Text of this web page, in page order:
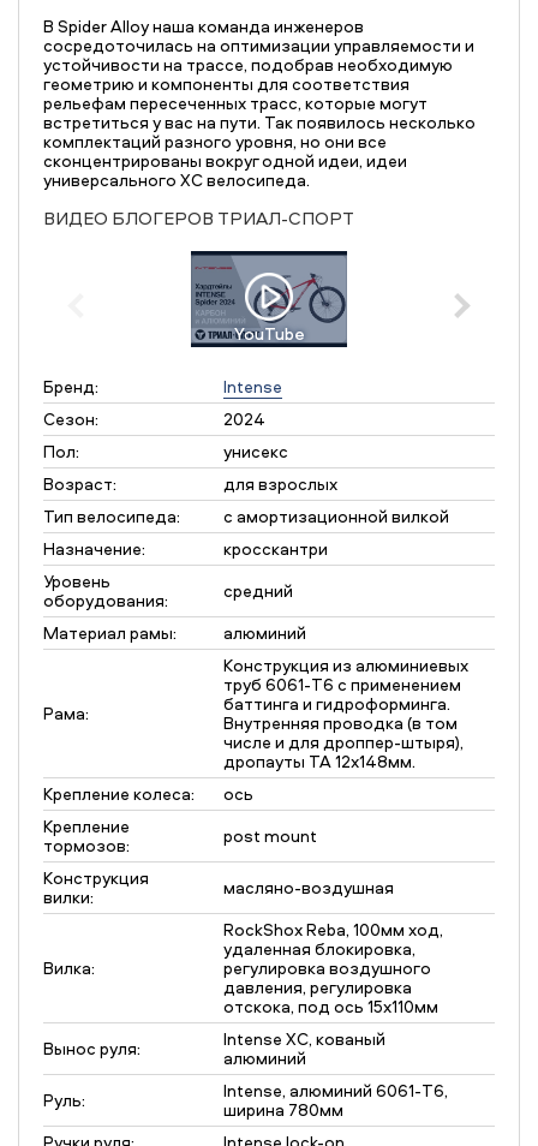
В Spider Alloy наша команда инженеров
сосредоточилась на оптимизации управляемости и
устойчивости на трассе, подобрав необходимую
геометрию и компоненты для соответствия
рельефам пересеченных трасс, которые могут
встретиться у вас на пути. Так появилось несколько
комплектаций разного уровня, но они все
сконцентрированы вокруг одной идеи, идеи
универсального XC велосипеда.
ВИДЕО БЛОГЕРОВ ТРИАЛ-СПОРТ
YouTube
Бренд:
Intense
Сезон:
2024
Пол:
унисекс
Возраст:
для взрослых
Тип велосипеда:
с амортизационной вилкой
Назначение:
кросскантри
Уровень
оборудования:
средний
Материал рамы:
алюминий
Рама:
Конструкция из алюминиевых
труб 6061-T6 c применением
баттинга и гидроформинга.
Внутренняя проводка (в том
числе и для дроппер-штыря),
дропауты TA 12x148мм.
Крепление колеса:
ось
Крепление
тормозов:
post mount
Конструкция
вилки:
масляно-воздушная
Вилка:
RockShox Reba, 100мм ход,
удаленная блокировка,
регулировка воздушного
давления, регулировка
отскока, под ось 15х110мм
Вынос руля:
Intense XC, кованый
алюминий
Руль:
Intense, алюминий 6061-T6,
ширина 780мм